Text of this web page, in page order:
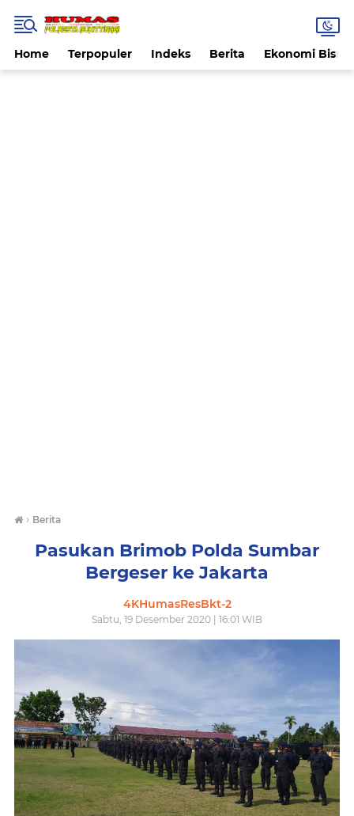
Home Terpopuler Indeks Berita Ekonomi Bisnis
› Berita
Pasukan Brimob Polda Sumbar
Bergeser ke Jakarta
4KHumasResBkt-2
Sabtu, 19 Desember 2020 | 16:01 WIB